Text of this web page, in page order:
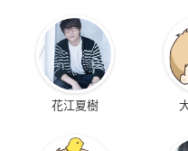
花江夏樹